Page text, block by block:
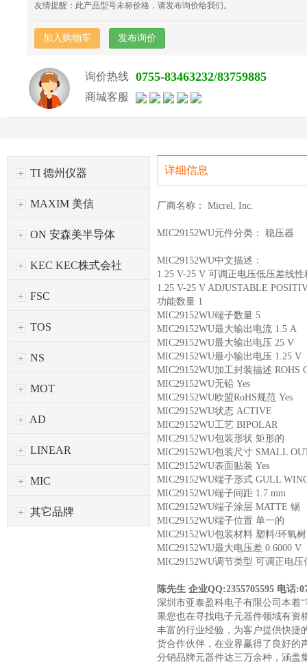
友情提醒：此产品型号未标价格，请发布询价给我们。
加入购物车 发布询价
询价热线 0755-83463232/83759885
商城客服
TI 德州仪器
MAXIM 美信
ON 安森美半导体
KEC KEC株式会社
FSC
TOS
NS
MOT
AD
LINEAR
MIC
其它品牌
详细信息
厂商名称： Micrel, Inc.
MIC29152WU元件分类： 稳压器
MIC29152WU中文描述：
1.25 V-25 V 可调正电压低压差线
1.25 V-25 V ADJUSTABLE
功能数量 1
MIC29152WU端子数量 5
MIC29152WU最大输出电流 1.5 A
MIC29152WU最大输出电压 25 V
MIC29152WU最小输出电压 1.25 V
MIC29152WU加工封装描述
MIC29152WU无铅 Yes
MIC29152WU欧盟RoHS规范 Yes
MIC29152WU状态 ACTIVE
MIC29152WU工艺 BIPOLAR
MIC29152WU包装形状 矩形的
MIC29152WU包装尺寸 SMALL
MIC29152WU表面贴装 Yes
MIC29152WU端子形式 GULL
MIC29152WU端子间距 1.7 mm
MIC29152WU端子涂层 MATTE 锡
MIC29152WU端子位置 单一的
MIC29152WU包装材料 塑料/环氧
MIC29152WU最大电压差 0.6000 V
MIC29152WU调节类型 可调正电
陈先生 企业QQ:2355705595 电话
深圳市亚泰盈科电子有限公司本着
果您也在寻找电子元器件领域有资
丰富的行业经验，为客户提供快捷
货合作伙伴，在业界赢得了良好的
分销品牌元器件达三万余种，涵盖